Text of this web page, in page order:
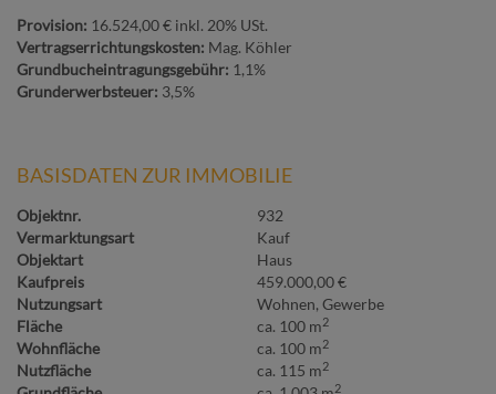
Provision: 16.524,00 € inkl. 20% USt.
Vertragserrichtungskosten: Mag. Köhler
Grundbucheintragungsgebühr: 1,1%
Grunderwerbsteuer: 3,5%
BASISDATEN ZUR IMMOBILIE
Objektnr.
932
Vermarktungsart
Kauf
Objektart
Haus
Kaufpreis
459.000,00 €
Nutzungsart
Wohnen Gewerbe
Fläche
ca. 100 m2
Wohnfläche ca. 100 m2
Nutzfläche ca. 115 m2
2